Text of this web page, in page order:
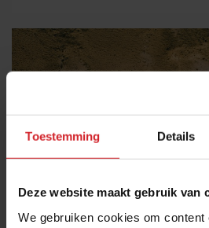
Toestemming Details
Deze website maakt gebruik van
We gebruiken cookies om content